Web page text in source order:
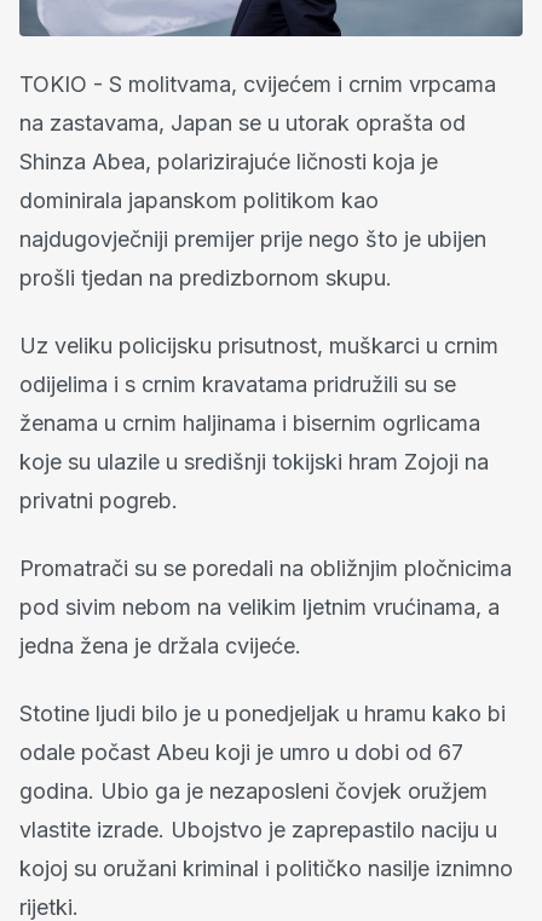
TOKIO - S molitvama, cvijećem i crnim vrpcama
na zastavama, Japan se u utorak oprašta od
Shinza Abea, polarizirajuće ličnosti koja je
dominirala japanskom politikom kao
najdugovječniji premijer prije nego što je ubijen
prošli tjedan na predizbornom skupu.
Uz veliku policijsku prisutnost, muškarci u crnim
odijelima i s crnim kravatama pridružili su se
ženama u crnim haljinama i bisernim ogrlicama
koje su ulazile u središnji tokijski hram Zojoji na
privatni pogreb.
Promatrači su se poredali na obližnjim pločnicima
pod sivim nebom na velikim ljetnim vrućinama, a
jedna žena je držala cvijeće.
Stotine ljudi bilo je u ponedjeljak u hramu kako bi
odale počast Abeu koji je umro u dobi od 67
godina. Ubio ga je nezaposleni čovjek oružjem
vlastite izrade. Ubojstvo je zaprepastilo naciju u
kojoj su oružani kriminal i političko nasilje iznimno
rijetki.